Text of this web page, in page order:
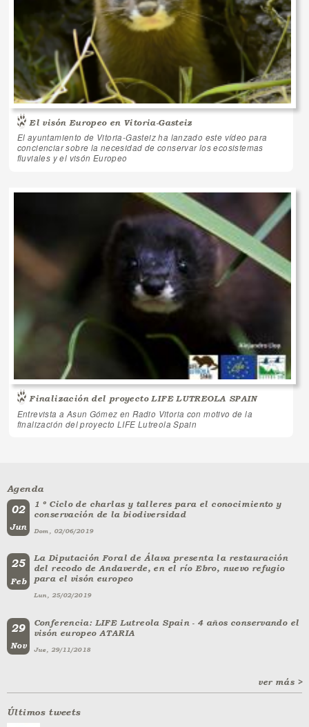
El visón Europeo en Vitoria-Gasteiz
El ayuntamiento de Vitoria-Gasteiz ha lanzado este vídeo para
concienciar sobre la necesidad de conservar los ecosistemas
fluviales y el visón Europeo
Finalización del proyecto LIFE LUTREOLA SPAIN
Entrevista a Asun Gómez en Radio Vitoria con motivo de la
finalización del proyecto LIFE Lutreola Spain
Agenda
02
Jun
1 º Ciclo de charlas y talleres para el conocimiento y
conservación de la biodiversidad
Dom, 02/06/2019
25
Feb
La Diputación Foral de Álava presenta la restauración
del recodo de Andaverde, en el río Ebro, nuevo refugio
para el visón europeo
Lun, 25/02/2019
29
Nov
Conferencia: LIFE Lutreola Spain - 4 años conservando el
visón europeo ATARIA
Jue, 29/11/2018
ver más >
Últimos tweets